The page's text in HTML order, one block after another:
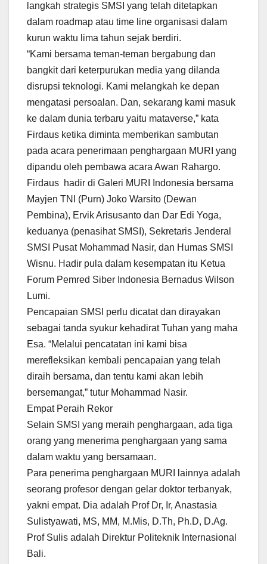
langkah strategis SMSI yang telah ditetapkan
dalam roadmap atau time line organisasi dalam
kurun waktu lima tahun sejak berdiri.
“Kami bersama teman-teman bergabung dan
bangkit dari keterpurukan media yang dilanda
disrupsi teknologi. Kami melangkah ke depan
mengatasi persoalan. Dan, sekarang kami masuk
ke dalam dunia terbaru yaitu mataverse,” kata
Firdaus ketika diminta memberikan sambutan
pada acara penerimaan penghargaan MURI yang
dipandu oleh pembawa acara Awan Rahargo.
Firdaus hadir di Galeri MURI Indonesia bersama
Mayjen TNI (Purn) Joko Warsito (Dewan
Pembina), Ervik Arisusanto dan Dar Edi Yoga,
keduanya (penasihat SMSI), Sekretaris Jenderal
SMSI Pusat Mohammad Nasir, dan Humas SMSI
Wisnu. Hadir pula dalam kesempatan itu Ketua
Forum Pemred Siber Indonesia Bernadus Wilson
Lumi.
Pencapaian SMSI perlu dicatat dan dirayakan
sebagai tanda syukur kehadirat Tuhan yang maha
Esa. “Melalui pencatatan ini kami bisa
merefleksikan kembali pencapaian yang telah
diraih bersama, dan tentu kami akan lebih
bersemangat,” tutur Mohammad Nasir.
Empat Peraih Rekor
Selain SMSI yang meraih penghargaan, ada tiga
orang yang menerima penghargaan yang sama
dalam waktu yang bersamaan.
Para penerima penghargaan MURI lainnya adalah
seorang profesor dengan gelar doktor terbanyak,
yakni empat. Dia adalah Prof Dr, Ir, Anastasia
Sulistyawati, MS, MM, M.Mis, D.Th, Ph.D, D.Ag.
Prof Sulis adalah Direktur Politeknik Internasional
Bali.